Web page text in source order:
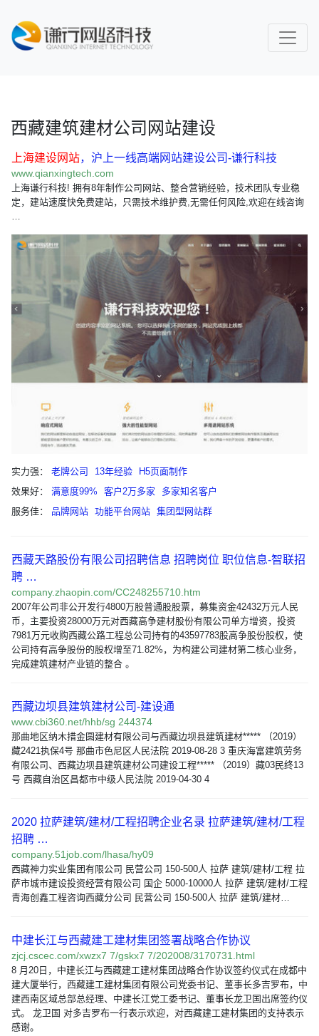
西藏建筑建材公司网站建设
上海建设网站，沪上一线高端网站建设公司-谦行科技
www.qianxingtech.com
上海谦行科技! 拥有8年制作公司网站、整合营销经验，技术团队专业稳
定，建站速度快免费建站，只需技术维护费,无需任何风险,欢迎在线咨询
…
实力强： 老牌公司 13年经验
H5页面制作
效果好：
满意度99% 客户2万多家
多家知名客户
服务佳：
品牌网站 功能平台网站 集团型网站群
西藏天路股份有限公司招聘信息 招聘岗位 职位信息-智联招
聘 …
company.zhaopin.com/CC248255710.htm
2007年公司非公开发行4800万股普通股股票，募集资金42432万元人民
币，主要投资28000万元对西藏高争建材股份有限公司单方增资，投资
7981万元收购西藏公路工程总公司持有的43597783股高争股份股权，使
公司持有高争股份的股权增至71.82%，为构建公司建材第二核心业务，
完成建筑建材产业链的整合 。
西藏边坝县建筑建材公司-建设通
www.cbi360.net/hhb/sg 244374
那曲地区纳木措金圆建材有限公司与西藏边坝县建筑建材***** （2019）
藏2421执保4号 那曲市色尼区人民法院 2019-08-28 3 重庆海富建筑劳务
有限公司、西藏边坝县建筑建材公司建设工程***** （2019）藏03民终13
号 西藏自治区昌都市中级人民法院 2019-04-30 4
2020 拉萨建筑/建材/工程招聘企业名录 拉萨建筑/建材/工程
招聘 …
company.51job.com/lhasa/hy09
西藏神力实业集团有限公司 民营公司 150-500人 拉萨 建筑/建材/工程 拉
萨市城市建设投资经营有限公司 国企 5000-10000人 拉萨 建筑/建材/工程
青海创鑫工程咨询西藏分公司 民营公司 150-500人 拉萨 建筑/建材…
中建长江与西藏建工建材集团签署战略合作协议
zjcj.cscec.com/xwzx7 7/gskx7 7/202008/3170731.html
8 月20日，中建长江与西藏建工建材集团战略合作协议签约仪式在成都中
建大厦举行，西藏建工建材集团有限公司党委书记、董事长多吉罗布，中
建西南区域总部总经理、中建长江党工委书记、董事长龙卫国出席签约仪
式。 龙卫国 对多吉罗布一行表示欢迎，对西藏建工建材集团的支持表示
感谢。